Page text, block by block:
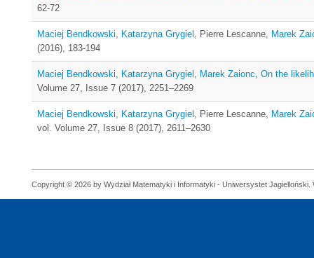
62-72
Maciej Bendkowski, Katarzyna Grygiel , Pierre Lescanne, Marek
(2016), 183-194
Maciej Bendkowski, Katarzyna Grygiel , Marek Zaionc, On the
Volume 27, Issue 7 (2017), 2251–2269
Maciej Bendkowski, Katarzyna Grygiel , Pierre Lescanne, Marek
vol. Volume 27, Issue 8 (2017), 2611–2630
Copyright © 2026 by Wydział Matematyki i Informatyki - Uniwersystet